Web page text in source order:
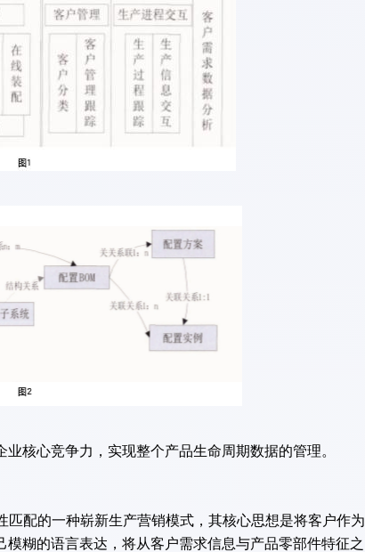
核心竞争力，实现整个产品生命周期数据的管理。
配的一种崭新生产营销模式，其核心思想是将客户作为
糊的语言表达，将从客户需求信息与产品零部件特征之